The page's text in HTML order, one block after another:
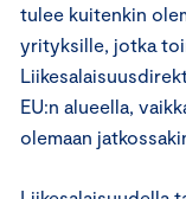
tulee kuitenkin
yrityksille, jotka
EU:n alueella,
olemaan